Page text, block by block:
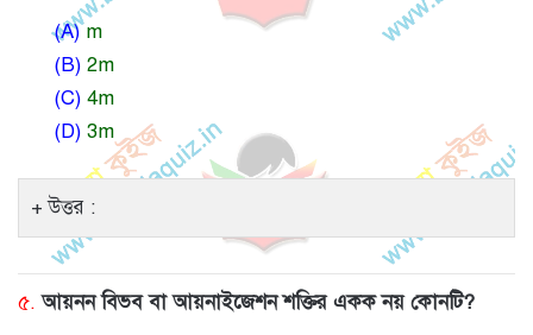
(A)m
(B) 2m
(C) 4m
(D) 3m
উত্তর :
৫. আয়নন বিভব বা আয়নাইজেশন শক্তির একক নয় কোনটি?